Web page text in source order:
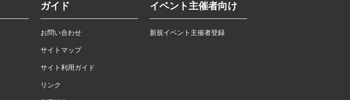
ガイド
お問い合わせ
サイトマップ
サイト利用ガイド
リンク
イベント主催者向け
新規イベント主催者登録